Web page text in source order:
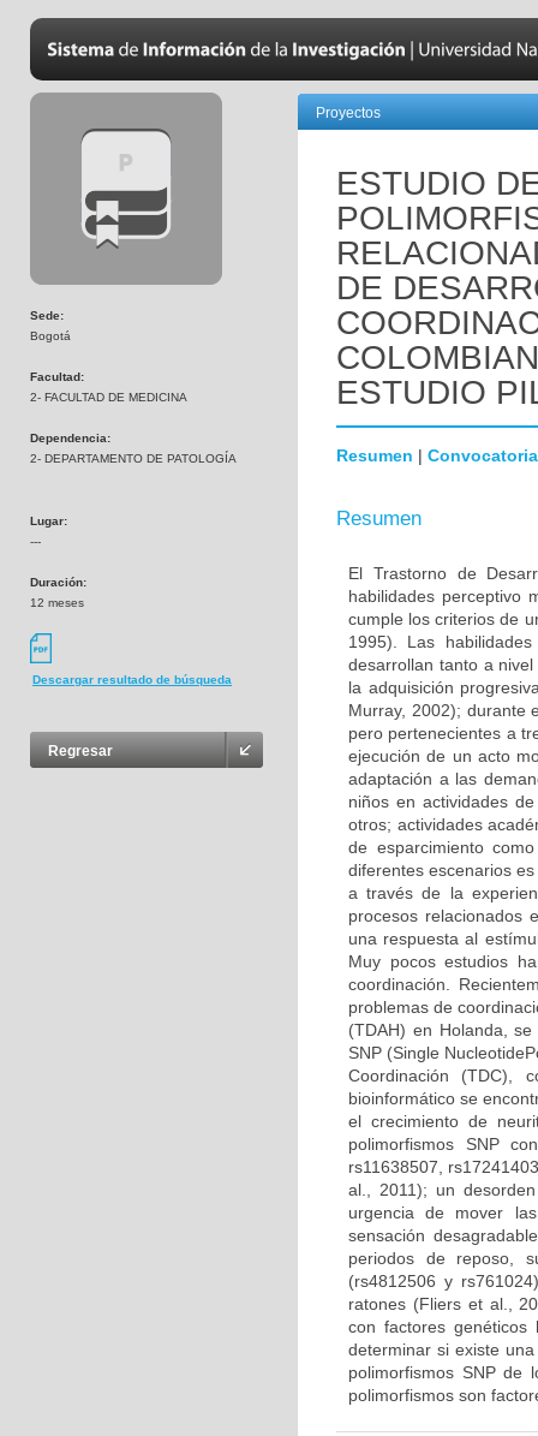
Sede:
Bogotá
Facultad:
2- FACULTAD DE MEDICINA
Dependencia:
2- DEPARTAMENTO DE PATOLOGÍA
Lugar:
---
Duración:
12 meses
Descargar resultado de búsqueda
Regresar
Proyectos
ESTUDIO
DE
ESTUDIO
Resumen | Convocatoria
Resumen
El Trastorno de
habilidades perceptivo
cumple los criterios de
1995). Las
desarrollan tanto a
la adquisición
Murray, 2002); durante
pero pertenecientes a
ejecución de un acto
adaptación a las
niños en actividades
otros; actividades
de esparcimiento
diferentes escenarios
a través de la
procesos relacionados
una respuesta al
Muy pocos estudios
coordinación.
problemas de
(TDAH) en Holanda,
SNP (Single
Coordinación (TDC),
bioinformático se
el crecimiento de
polimorfismos SNP
rs11638507,
al., 2011); un
urgencia de mover
sensación
periodos de reposo,
(rs4812506 y
ratones (Fliers et al.,
con factores
determinar si existe
polimorfismos SNP de
polimorfismos son